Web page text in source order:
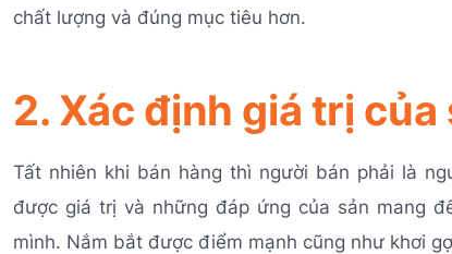
chất lượng và đúng mục tiêu hơn.
2. Xác định giá trị của
Tất nhiên khi bán hàng thì người bán phải là
được giá trị và những đáp ứng của sản mang
mình. Nắm bắt được điểm mạnh cũng như khơi